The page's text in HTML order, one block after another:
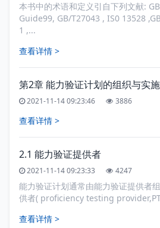
本书中的术语和定义引自下列文献:
Guide99, GB/T27043 , IS0 13528
1 ,...
查看详情 >
第2章 能力验证计划的组织与实施
2021-11-14 09:23:46 3886
查看详情 >
2.1 能力验证提供者
2021-11-14 09:23:33 4247
能力验证计划通常由能力验证提供者
供者( proficiency testing
查看详情 >